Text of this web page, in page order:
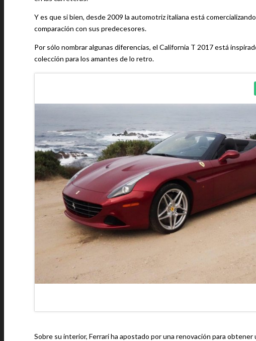
Y es que si bien, desde 2009 la automotriz italiana está
comparación con sus predecesores.
Por sólo nombrar algunas diferencias, el California T 2017 está
colección para los amantes de lo retro.
Sobre su interior, Ferrari ha apostado por una renovación para